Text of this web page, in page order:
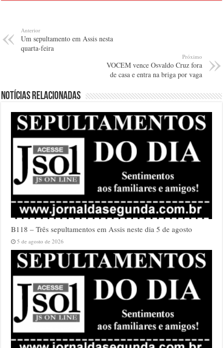
Anterior
Um sepultamento em Assis nesta
quarta-feira
Próximo
VOCEM vence Osvaldo Cruz fora
de casa e entra na briga por vaga
Notícias relacionadas
B118 – Três sepultamentos em Assis neste dia 5 de agosto
5 de agosto de 2026